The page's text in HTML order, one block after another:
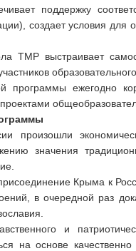
поддержку
создает условия
ТМР выстраивает
программы ежегодно
произошли
значения
Крыма к
в очередной раз
и
на основе